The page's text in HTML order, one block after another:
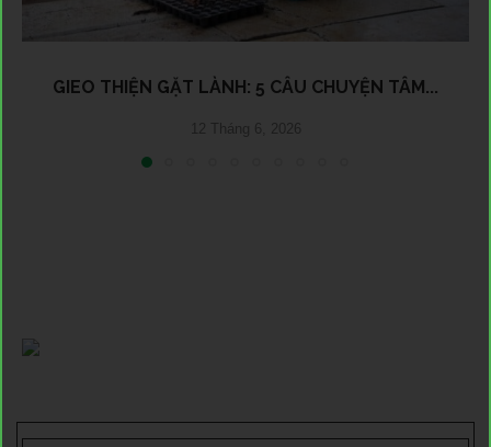
GIEO THIỆN GẶT LÀNH: 5 CÂU CHUYỆN TÂM...
12 Tháng 6, 2026